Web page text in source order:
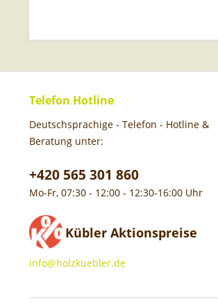
Telefon Hotline
Deutschsprachige - Telefon - Hotline &
Beratung unter:
+420 565 301 860
Mo-Fr, 07:30 - 12:00 - 12:30-16:00 Uhr
Kübler Aktionspreise
info@holzkuebler.de